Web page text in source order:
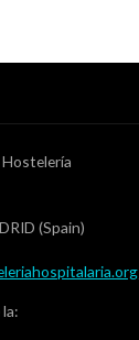
(Spain)